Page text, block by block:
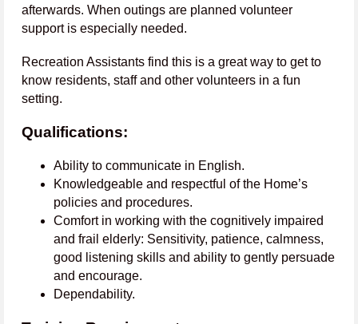
afterwards. When outings are planned volunteer
support is especially needed.
Recreation Assistants find this is a great way to get to
know residents, staff and other volunteers in a fun
setting.
Qualifications:
Ability to communicate in English.
Knowledgeable and respectful of the Home’s
policies and procedures.
Comfort in working with the cognitively impaired
and frail elderly: Sensitivity, patience, calmness,
good listening skills and ability to gently persuade
and encourage.
Dependability.